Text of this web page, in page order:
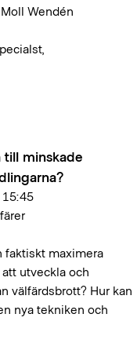
Wendén
till minskade
faktiskt maximera
utveckla och
välfärdsbrott? Hur kan
nya tekniken och